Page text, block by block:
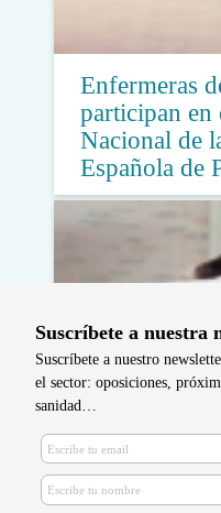
Enfermeras
participan en
Nacional de
Española de
Enfermeras
por la Guía
Lactancia
Suscríbete a nuestra
Suscríbete a nuestro
el sector: oposiciones,
sanidad…